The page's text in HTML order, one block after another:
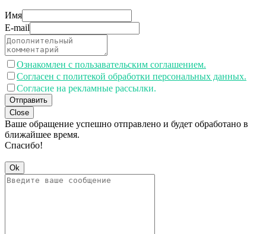
Имя
E-mail
Ознакомлен с пользавательским соглашением.
Согласен с политекой обработки персональных данных.
Согласие на рекламные рассылки.
Отправить
Close
Ваше обращение успешно отправлено и будет обработано в
ближайшее время.
Спасибо!
Ok